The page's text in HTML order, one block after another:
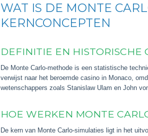
WAT IS DE MONTE
KERNCONCEPTEN
DEFINITIE EN
De Monte Carlo-methode is een statistische
verwijst naar het beroemde casino in Monaco,
wetenschappers zoals Stanislaw Ulam en John
HOE WERKEN MONTE
De kern van Monte Carlo-simulaties ligt in het